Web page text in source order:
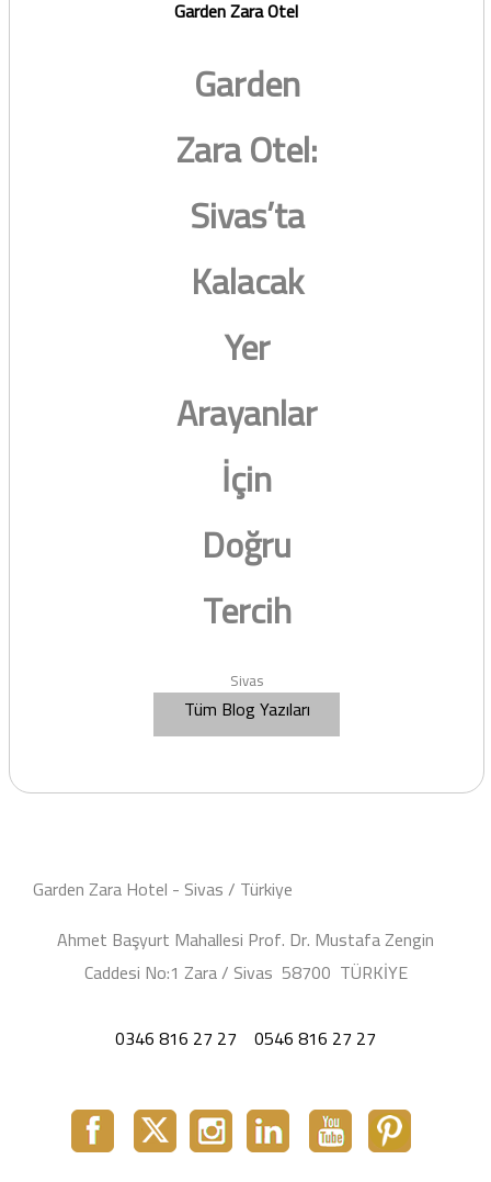
Garden Zara Otel
Garden
Zara Otel:
Sivas’ta
Kalacak
Yer
Arayanlar
İçin
Doğru
Tercih
Sivas
Tüm Blog Yazıları
Garden Zara Hotel - Sivas / Türkiye
Ahmet Başyurt Mahallesi Prof. Dr. Mustafa Zengin
Caddesi No:1 Zara / Sivas 58700 TÜRKİYE
0346 816 27 27 0546 816 27 27